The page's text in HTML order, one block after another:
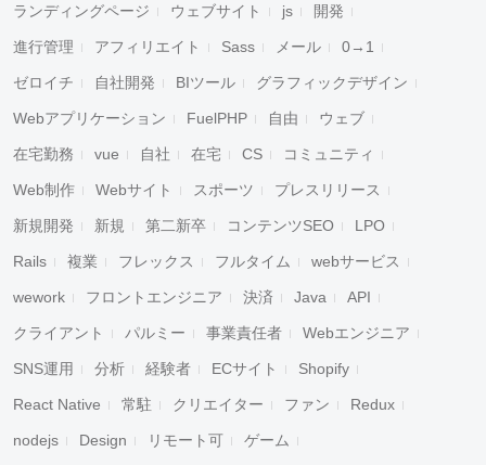
ランディングページ ウェブサイト js 開発
進行管理 アフィリエイト Sass メール 0→1
ゼロイチ 自社開発 BIツール グラフィックデザイン
Webアプリケーション FuelPHP 自由 ウェブ
在宅勤務 vue 自社 在宅 CS コミュニティ
Web制作 Webサイト スポーツ プレスリリース
新規開発 新規 第二新卒 コンテンツSEO LPO
Rails 複業 フレックス フルタイム webサービス
wework フロントエンジニア 決済 Java API
クライアント パルミー 事業責任者 Webエンジニア
SNS運用 分析 経験者 ECサイト Shopify
React Native 常駐 クリエイター ファン Redux
nodejs Design リモート可 ゲーム